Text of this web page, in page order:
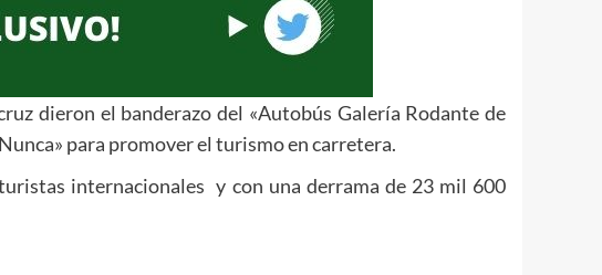
dieron el banderazo del «Autobús Galería Rodante de
para promover el turismo en carretera.
internacionales y con una derrama de 23 mil 600